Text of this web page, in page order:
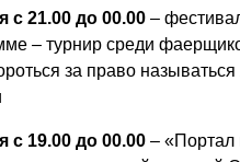
с 21.00 до 00.00–
– турнир среди
за право
с 19.00 до 00.00– «Портал